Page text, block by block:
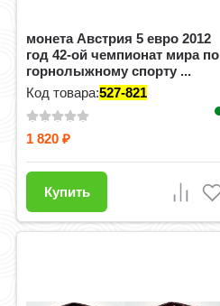
монета Австрия 5 евро 2012
год 42-ой чемпионат мира по
горнолыжному спорту ...
Код товара:527-821
1 820₽
Купить